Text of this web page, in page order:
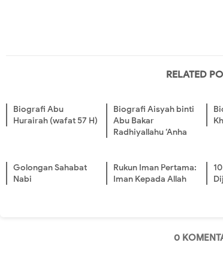
RELATED
Biografi Abu
Hurairah (wafat 57 H)
Biografi Aisyah binti
Abu Bakar
Radhiyallahu ‘Anha
Golongan Sahabat
Nabi
Rukun Iman Pertama:
Iman Kepada Allah
0